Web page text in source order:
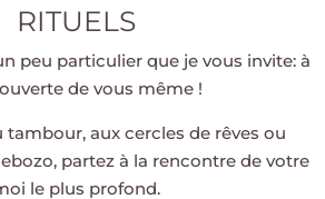
RITUELS
peu particulier que je vous invite: à
de vous même !
tambour, aux cercles de rêves ou
partez à la rencontre de votre
le plus profond.